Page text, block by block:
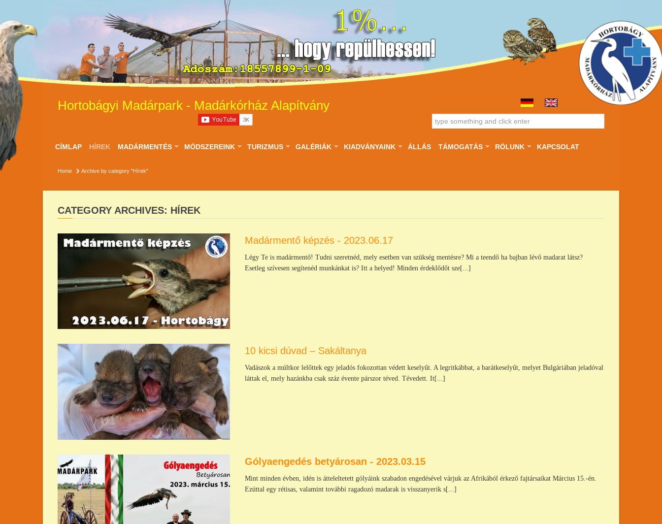
Hortobágyi Madárpark - Madárkórház Alapítvány
CÍMLAP HÍREK MADÁRMENTÉS MÓDSZEREINK TURIZMUS GALÉRIÁK KIADVÁNYAINK ÁLLÁS TÁMOGATÁS RÓLUNK KAPCSOLAT
Home Archive by category "Hírek"
CATEGORY ARCHIVES: HÍREK
Madármentő képzés - 2023.06.17
Légy Te is madármentő! Tudni szeretnéd, mely esetben van szükség mentésre? Mi a teendő ha bajban lévő madarat látsz?
Esetleg szívesen segítenéd munkánkat is? Itt a helyed! Minden érdeklődőt sze[...]
10 kicsi dúvad – Sakáltanya
Vadászok a múltkor lelőttek egy jeladós fokozottan védett keselyűt. A legritkábbat, a barátkeselyűt, melyet Bulgáriában jeladóval
láttak el, mely hazánkba csak száz évente párszor téved. Tévedett. It[...]
Gólyaengedés betyárosan - 2023.03.15
Mint minden évben, idén is átteleltetett gólyáink szabadon engedésével várjuk az Afrikából érkező fajtársaikat Március 15.-én.
Ezúttal egy rétisas, valamint további ragadozó madarak is visszanyerik s[...]